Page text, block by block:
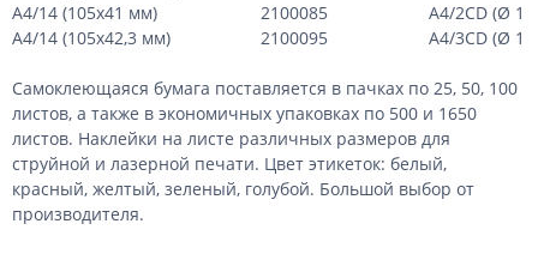
А4/14 (105х41 мм)
2100085 А4/2CD (Ø
А4/14 (105х42,3 мм)
2100095 А4/3CD (Ø
Самоклеющаяся бумага поставляется в пачках по 25, 50, 100
листов, а также в экономичных упаковках по 500 и 1650
листов. Наклейки на листе различных размеров для
струйной и лазерной печати. Цвет этикеток: белый,
красный, желтый, зеленый, голубой. Большой выбор от
производителя.